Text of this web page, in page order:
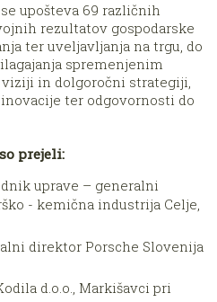
upošteva 69 različnih
rezultatov gospodarske
ter uveljavljanja na trgu, do
spremenjenim
in dolgoročni strategiji,
ter odgovornosti do
prejeli:
uprave – generalni
- kemična industrija Celje,
direktor Porsche Slovenija
d.o.o., Markišavci pri